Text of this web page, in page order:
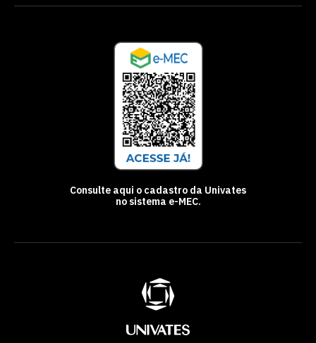
Consulte aqui o cadastro da Univates
no sistema e-MEC.